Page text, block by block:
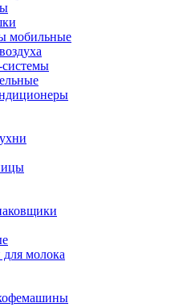
мобильные
молока